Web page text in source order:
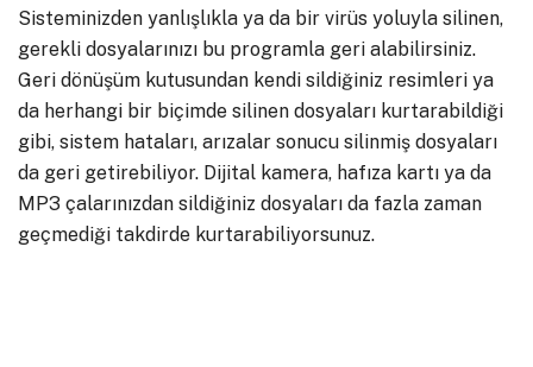
Sisteminizden yanlışlıkla ya da bir virüs yoluyla silinen,
gerekli dosyalarınızı bu programla geri alabilirsiniz.
Geri dönüşüm kutusundan kendi sildiğiniz resimleri ya
da herhangi bir biçimde silinen dosyaları kurtarabildiği
gibi, sistem hataları, arızalar sonucu silinmiş dosyaları
da geri getirebiliyor. Dijital kamera, hafıza kartı ya da
MP3 çalarınızdan sildiğiniz dosyaları da fazla zaman
geçmediği takdirde kurtarabiliyorsunuz.